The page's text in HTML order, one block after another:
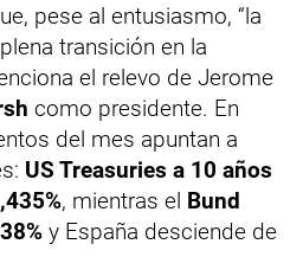
pese al entusiasmo, “la
transición en la
el relevo de Jerome
como presidente. En
del mes apuntan a
US Treasuries a 10 años
, mientras el Bund
y España desciende de